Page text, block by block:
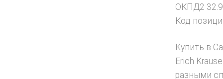
ОКПД2
Код
Купить в
Erich
разными